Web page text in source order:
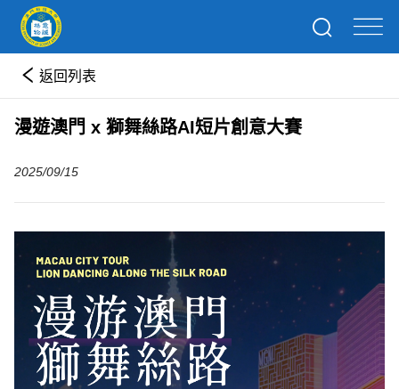
返回列表
漫遊澳門 x 獅舞絲路AI短片創意大賽
2025/09/15